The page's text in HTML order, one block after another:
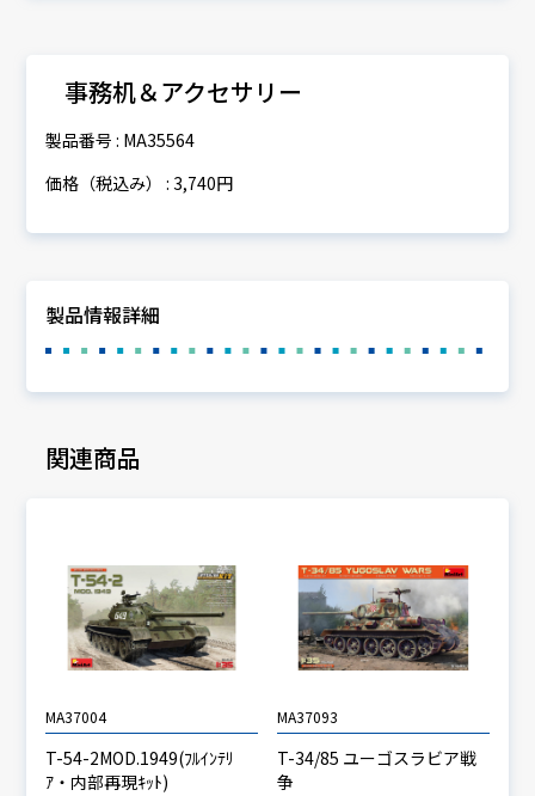
事務机＆アクセサリー
製品番号 : MA35564
価格（税込み） : 3,740円
製品情報詳細
関連商品
MA37004
T-54-2MOD.1949(ﾌﾙｲﾝﾃﾘ
ｱ・内部再現ｷｯﾄ)
MA37093
T-34/85 ユーゴスラビア戦
争